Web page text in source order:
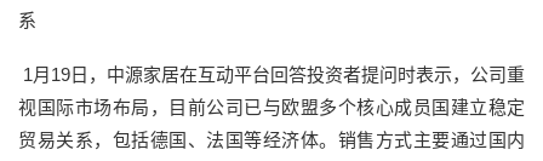
系
1月19日，中源家居在互动平台回答投资者提问时表示，公司重
视国际市场布局，目前公司已与欧盟多个核心成员国建立稳定
贸易关系，包括德国、法国等经济体。销售方式主要通过国内